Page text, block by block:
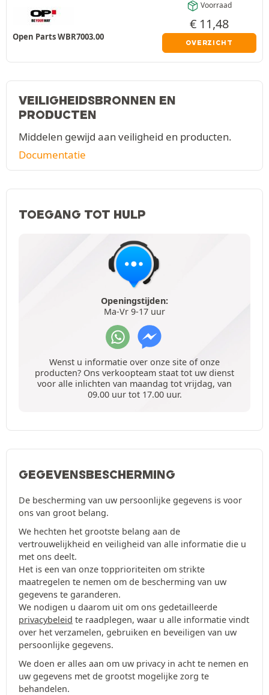
Open Parts WBR7003.00
Voorraad
€ 11,48
OVERZICHT
VEILIGHEIDSBRONNEN EN
PRODUCTEN
Middelen gewijd aan veiligheid en producten.
Documentatie
TOEGANG TOT HULP
Openingstijden:
Ma-Vr 9-17 uur
Wenst u informatie over onze site of onze
producten? Ons verkoopteam staat tot uw dienst
voor alle inlichten van maandag tot vrijdag, van
09.00 uur tot 17.00 uur.
GEGEVENSBESCHERMING
De bescherming van uw persoonlijke gegevens is voor
ons van groot belang.
We hechten het grootste belang aan de
vertrouwelijkheid en veiligheid van alle informatie die u
met ons deelt.
Het is een van onze topprioriteiten om strikte
maatregelen te nemen om de bescherming van uw
gegevens te garanderen.
We nodigen u daarom uit om ons gedetailleerde
privacybeleid te raadplegen, waar u alle informatie vindt
over het verzamelen, gebruiken en beveiligen van uw
persoonlijke gegevens.
We doen er alles aan om uw privacy in acht te nemen en
uw gegevens met de grootst mogelijke zorg te
behandelen.